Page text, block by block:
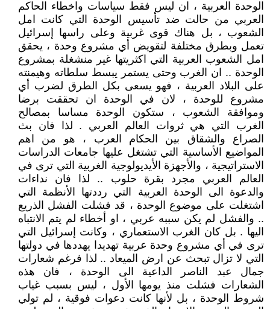
الوحدة العربية ، ان ليس فقط سياسات واخطاء الحاكم
العربي من حالت ضد تأسيس الوحدة التي كانت امل
الشعوب ، بل هناك قوى غربية وعلى راسها إسرائيل
تعمل وبطرق مختلفة لتقويض أي مشروع وحدة ، يحقق
امل الشعوب العربية التي اكثريتها غير منشغلة بمشروع
الوحدة .. ان الغرب وحتى يستمر يبسط سلطاته وهيمنته
على البلاد العربية ، فهو يسعى بكل الطرق لضرب أي
مشروع للوحدة ، لان في الوحدة ان تحققت برضا
وموافقة الشعوب ، ستكون الوحدة مساسا بمصالح
الغرب التي هي ثروات العالم العربي . لذا فان بث
الصراع والشقاق بين الحكام العرب ، هو من اهم
المواضيع الأساسية التي تشتغل عليها جامعات الدراسات
الاستراتيجية ، والأجهزة الأيديولوجية الغربية التي ترى في
العالم العربي مجرد بقرة حلوب .. لذا فان نداءات
والدعوة الى الوحدة العربية التي رددتها الأنظمة التي
اشتغلت على موضوع الوحدة ، قد فشلت الفشل الذريع
.. والفشل لم يكن سببه عربي ، او أخطاء لم يتم الانتباه
اليها . بل كان الغرب الاستعماري ، وكانت إسرائيل التي
ترى في أي مشروع وحدة عربية تهديدا يهددها في دولتها
التي لا تزال تبحث عن ارض الميعاد .. لذا فرغم شعارات
جمال عبد الناصر الداعية الى الوحدة ، فان هذه
الشعارات فشلت منذ يومها الأول ، ليس بسبب غياب
شروط الوحدة ، بل لأنها كانت دعوات فوقية ، لم تولي